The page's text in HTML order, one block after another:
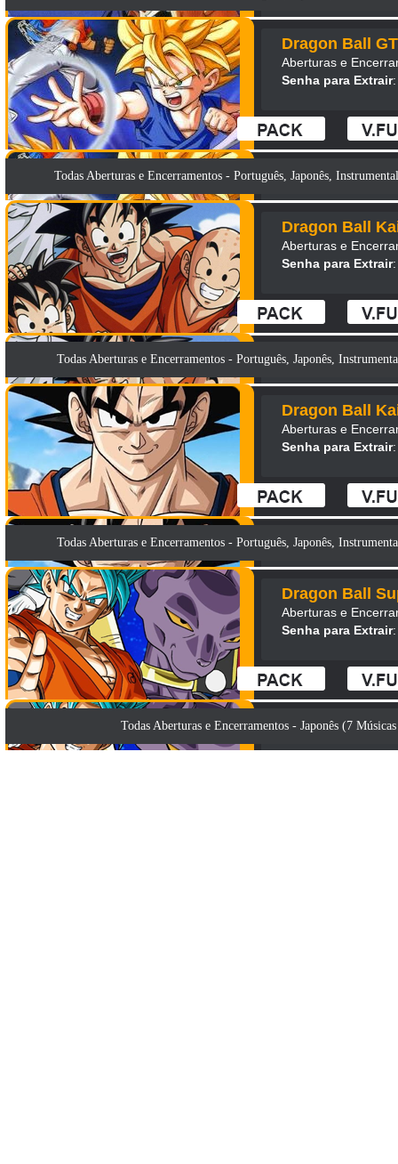
Dragon Ball GT
Aberturas e
Senha para Extrair
Todas Aberturas e Encerramentos - Português, Japonês,
Dragon Ball
Aberturas e
Senha para Extrair
Todas Aberturas e Encerramentos - Português, Japonês,
Dragon Ball
Aberturas e
Senha para Extrair
Todas Aberturas e Encerramentos - Português, Japonês,
Dragon Ball
Aberturas e
Senha para Extrair
Todas Aberturas e Encerramentos - Japonês (7